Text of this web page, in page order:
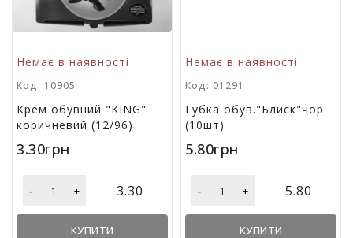
о
в
а
у
п
а
к
а
Немає в наявності
Код: 10905
Крем обувний "KING"
коричневий (12/96)
3.30грн
- + 3.30
КУПИТИ
Немає в наявності
Код: 01291
Губка обув."Блиск"чор.
(10шт)
5.80грн
- + 5.80
КУПИТИ